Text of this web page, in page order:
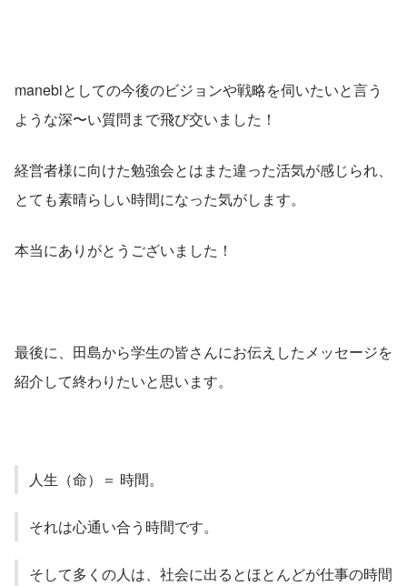
manebiとしての今後のビジョンや戦略を伺いたいと言う
ような深〜い質問まで飛び交いました！
経営者様に向けた勉強会とはまた違った活気が感じられ、
とても素晴らしい時間になった気がします。
本当にありがとうございました！
最後に、田島から学生の皆さんにお伝えしたメッセージを
紹介して終わりたいと思います。
人生（命）＝ 時間。
それは心通い合う時間です。
そして多くの人は、社会に出るとほとんどが仕事の時間